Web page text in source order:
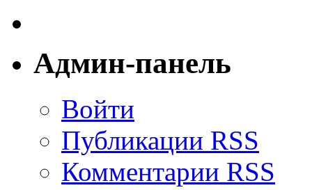
Админ-панель
Войти
Публикации RSS
Комментарии RSS